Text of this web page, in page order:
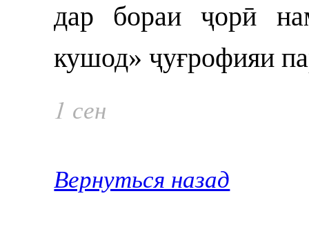
дар бораи ҷорӣ
кушод» ҷуғрофияи
1 сен
Вернуться назад